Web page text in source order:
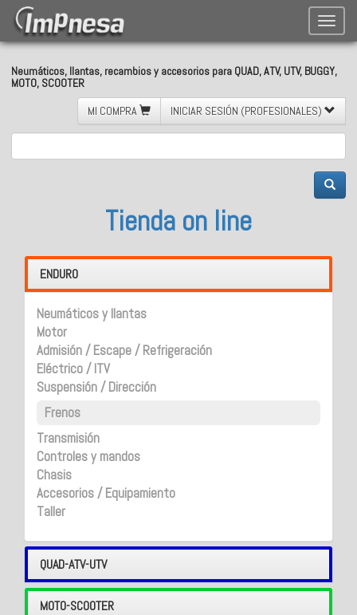
Toggle
Neumáticos, llantas, recambios y accesorios para QUAD, ATV, UTV, BUGGY,
MOTO, SCOOTER
MI COMPRA
INICIAR SESIÓN (PROFESIONALES)
Tienda on line
ENDURO
Neumáticos y llantas
Motor
Admisión / Escape / Refrigeración
Eléctrico / ITV
Suspensión / Dirección
Frenos
Transmisión
Controles y mandos
Chasis
Accesorios / Equipamiento
Taller
QUAD-ATV-UTV
MOTO-SCOOTER